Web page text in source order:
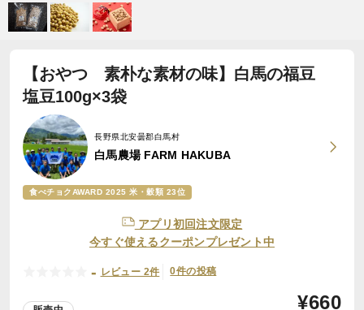
【おやつ 素朴な素材の味】白馬の福豆
塩豆100g×3袋
長野県北安曇郡白馬村
白馬農場 FARM HAKUBA
食べチョクAWARD 2025 米・穀類 23位
アプリ初回注文限定
今すぐ使えるクーポンプレゼント中
- レビュー 2件 0件の投稿
¥660